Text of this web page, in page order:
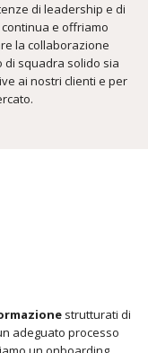
di leadership e di
e offriamo
la collaborazione
di squadra solido sia
ai nostri clienti e per
strutturati di
adeguato processo